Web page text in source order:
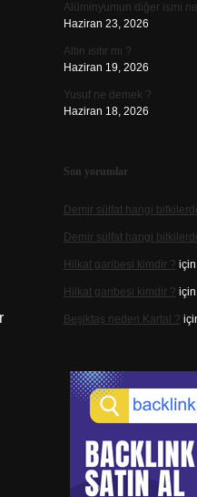
Alüminyumun diğer ismi
Haziran 23, 2026
Altın ısıtır mı ?
Haziran 19, 2026
Yusuf ne demek ?
Haziran 18, 2026
Son yorumlar
Demir sülfat hangi
Demir sülfat hangi
Hilkat garibesi kimdir ? için
Hilkat garibesi kimdir ? için
Beşiktaş neden Kartal ?